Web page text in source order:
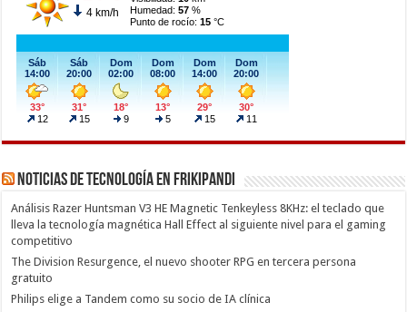
Noticias de Tecnología en Frikipandi
Análisis Razer Huntsman V3 HE Magnetic Tenkeyless 8KHz: el teclado que
lleva la tecnología magnética Hall Effect al siguiente nivel para el gaming
competitivo
The Division Resurgence, el nuevo shooter RPG en tercera persona
gratuito
Philips elige a Tandem como su socio de IA clínica